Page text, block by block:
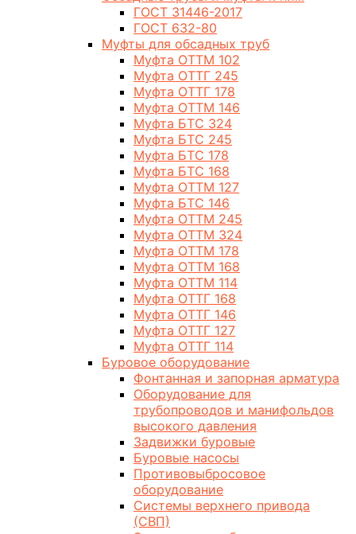
ГОСТ 31446-2017
ГОСТ 632-80
Муфты для обсадных труб
Муфта ОТТМ 102
Муфта ОТТГ 245
Муфта ОТТГ 178
Муфта ОТТМ 146
Муфта БТС 324
Муфта БТС 245
Муфта БТС 178
Муфта БТС 168
Муфта ОТТМ 127
Муфта БТС 146
Муфта ОТТМ 245
Муфта ОТТМ 324
Муфта ОТТМ 178
Муфта ОТТМ 168
Муфта ОТТМ 114
Муфта ОТТГ 168
Муфта ОТТГ 146
Муфта ОТТГ 127
Муфта ОТТГ 114
Буровое оборудование
Фонтанная и запорная арматура
Оборудование для
трубопроводов и манифольдов
высокого давления
Задвижки буровые
Буровые насосы
Противовыбросовое
оборудование
Системы верхнего привода
(СВП)